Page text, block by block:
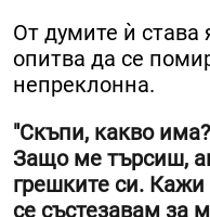
От думите ѝ става
опитва да се
непреклонна.
"Скъпи, какво
Защо ме търсиш,
грешките си. Кажи
се състезавам за